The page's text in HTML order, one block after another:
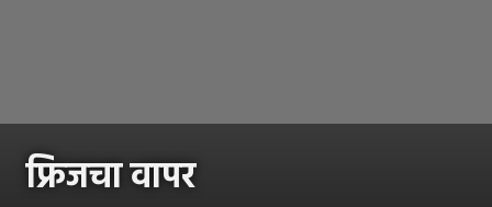
फ्रिजचा वापर